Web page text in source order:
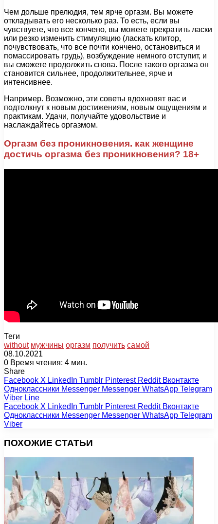
Чем дольше прелюдия, тем ярче оргазм. Вы можете
откладывать его несколько раз. То есть, если вы
чувствуете, что все кончено, вы можете прекратить ласки
или резко изменить стимуляцию (ласкать клитор,
почувствовать, что все почти кончено, остановиться и
помассировать грудь), возбуждение немного отступит, и
вы сможете продолжить снова. После такого оргазма он
становится сильнее, продолжительнее, ярче и
интенсивнее.
Например. Возможно, эти советы вдохновят вас и
подтолкнут к новым достижениям, новым ощущениям и
практикам. Удачи, получайте удовольствие и
наслаждайтесь оргазмом.
Оргазм без проникновения. как женщине
достичь оргазма без проникновения? 18+
Теги
without мужчины оргазм получить самой
08.10.2021
0 Время чтения: 4 мин.
Share
Facebook X LinkedIn Tumblr Pinterest Reddit Вконтакте
Одноклассники Messenger Messenger WhatsApp Telegram
Viber Line
Facebook X LinkedIn Tumblr Pinterest Reddit Вконтакте
Одноклассники Messenger Messenger WhatsApp Telegram
Viber
ПОХОЖИЕ СТАТЬИ